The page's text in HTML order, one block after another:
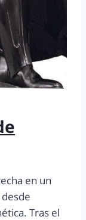
en un
desde
Tras el